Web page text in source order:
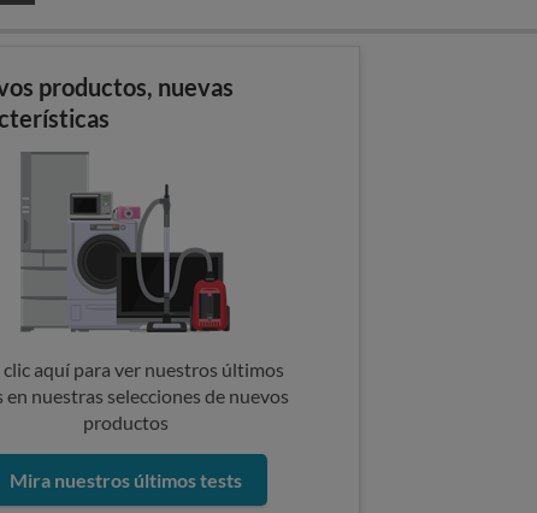
productos, nuevas
clic aquí para ver nuestros últimos
en nuestras selecciones de nuevos
productos
Mira nuestros últimos tests